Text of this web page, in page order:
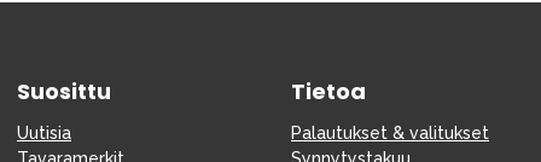
Suosittu
Uutisia
Tietoa
Palautukset & valitukset